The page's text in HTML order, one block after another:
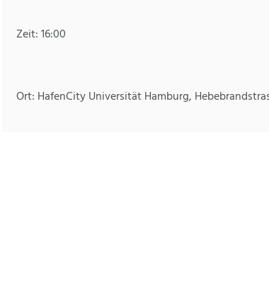
Zeit: 16:00
Ort: HafenCity Universität Hamburg,